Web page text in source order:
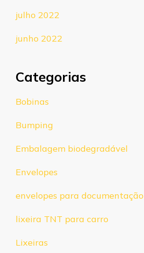
julho 2022
junho 2022
Categorias
Bobinas
Bumping
Embalagem biodegradável
Envelopes
envelopes para documentação
lixeira TNT para carro
Lixeiras